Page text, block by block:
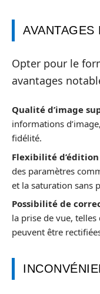
AVANTAGES
Opter pour le
avantages
Qualité d’image
informations
fidélité.
Flexibilité d’édition
des paramètres
et la saturation sans
Possibilité de
la prise de vue,
peuvent être